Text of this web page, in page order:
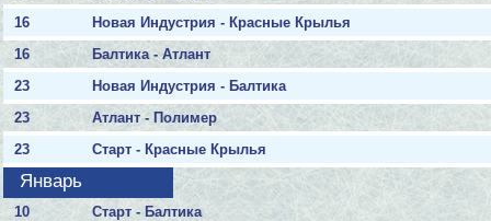
16
Новая Индустрия - Красные Крылья
16
Балтика - Атлант
23
Новая Индустрия - Балтика
23
Атлант - Полимер
23
Старт - Красные Крылья
Январь
10
Старт - Балтика